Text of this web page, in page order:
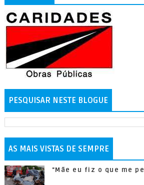
PESQUISAR NESTE BLOGUE
AS MAIS VISTAS DE SEMPRE
"Mãe eu fiz o que me